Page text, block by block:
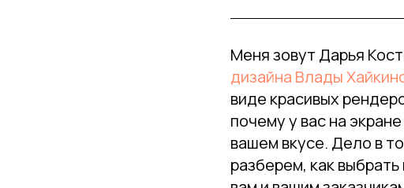
Меня зовут Дарья
дизайна Влады
виде красивых
почему у вас на
вашем вкусе. Дело в
разберем, как